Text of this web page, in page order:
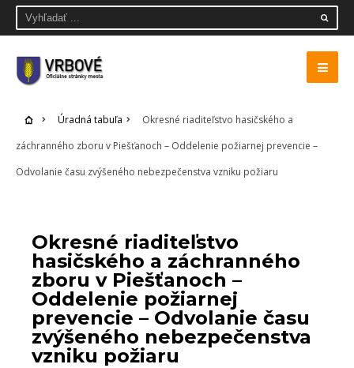
Úradná tabuľa
Okresné riaditeľstvo hasičského a
záchranného zboru v Piešťanoch – Oddelenie požiarnej prevencie –
Odvolanie času zvýšeného nebezpečenstva vzniku požiaru
Okresné riaditeľstvo
hasičského a záchranného
zboru v Piešťanoch –
Oddelenie požiarnej
prevencie – Odvolanie času
zvýšeného nebezpečenstva
vzniku požiaru